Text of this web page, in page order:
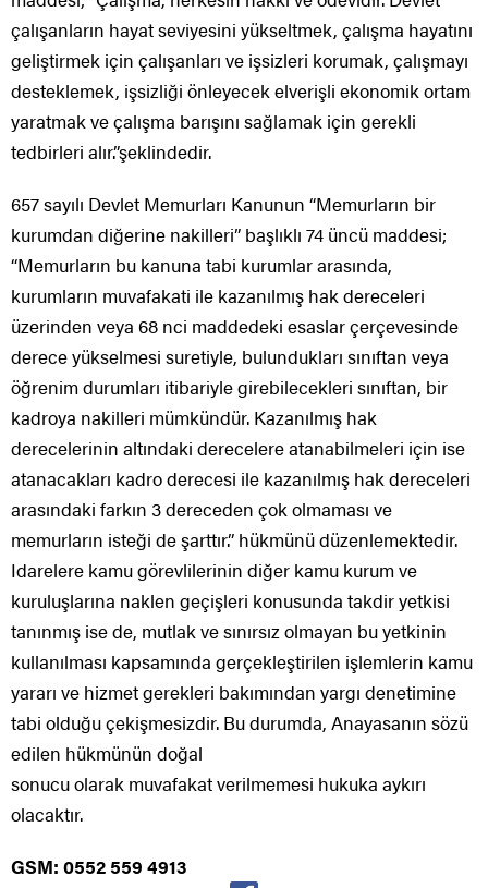
çalışanların hayat seviyesini yükseltmek, çalışma hayatını
geliştirmek için çalışanları ve işsizleri korumak, çalışmayı
desteklemek, işsizliği önleyecek elverişli ekonomik ortam
yaratmak ve çalışma barışını sağlamak için gerekli
tedbirleri alır.”şeklindedir.
657 sayılı Devlet Memurları Kanunun “Memurların bir
kurumdan diğerine nakilleri” başlıklı 74 üncü maddesi;
“Memurların bu kanuna tabi kurumlar arasında,
kurumların muvafakati ile kazanılmış hak dereceleri
üzerinden veya 68 nci maddedeki esaslar çerçevesinde
derece yükselmesi suretiyle, bulundukları sınıftan veya
öğrenim durumları itibariyle girebilecekleri sınıftan, bir
kadroya nakilleri mümkündür. Kazanılmış hak
derecelerinin altındaki derecelere atanabilmeleri için ise
atanacakları kadro derecesi ile kazanılmış hak dereceleri
arasındaki farkın 3 dereceden çok olmaması ve
memurların isteği de şarttır.” hükmünü düzenlemektedir.
Idarelere kamu görevlilerinin diğer kamu kurum ve
kuruluşlarına naklen geçişleri konusunda takdir yetkisi
tanınmış ise de, mutlak ve sınırsız olmayan bu yetkinin
kullanılması kapsamında gerçekleştirilen işlemlerin kamu
yararı ve hizmet gerekleri bakımından yargı denetimine
tabi olduğu çekişmesizdir. Bu durumda, Anayasanın sözü
edilen hükmünün doğal
sonucu olarak muvafakat verilmemesi hukuka aykırı
olacaktır.
GSM: 0552 559 4913